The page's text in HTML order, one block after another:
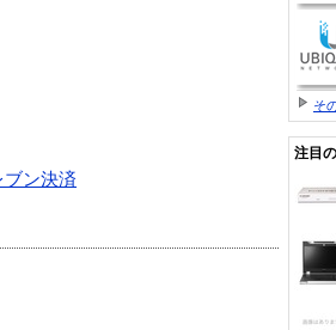
ブン決済
そ
注目